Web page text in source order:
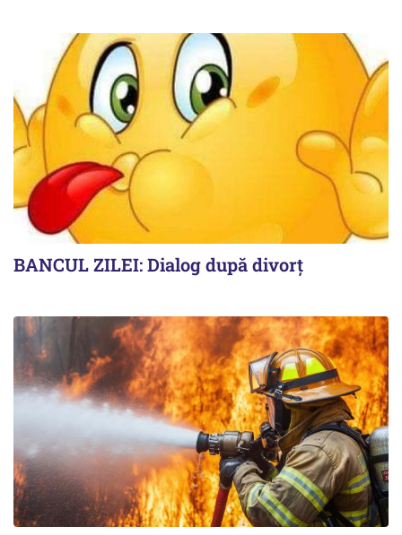
BANCUL ZILEI: Dialog după divorț